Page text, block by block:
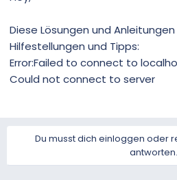
Diese Lösungen und
Hilfestellungen und Tipps:
Error:Failed to connect to
Could not connect to server
Du musst dich einloggen oder
antworten.